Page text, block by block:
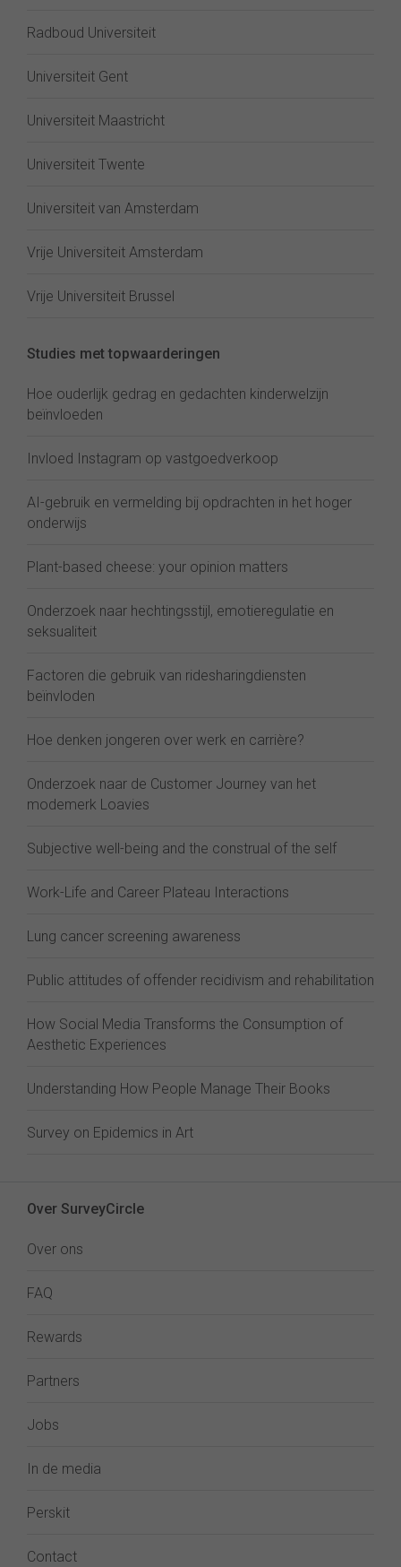
Radboud Universiteit
Universiteit Gent
Universiteit Maastricht
Universiteit Twente
Universiteit van Amsterdam
Vrije Universiteit Amsterdam
Vrije Universiteit Brussel
Studies met topwaarderingen
Hoe ouderlijk gedrag en gedachten kinderwelzijn
beïnvloeden
Invloed Instagram op vastgoedverkoop
AI-gebruik en vermelding bij opdrachten in het hoger
onderwijs
Plant-based cheese: your opinion matters
Onderzoek naar hechtingsstijl, emotieregulatie en
seksualiteit
Factoren die gebruik van ridesharingdiensten
beïnvloden
Hoe denken jongeren over werk en carrière?
Onderzoek naar de Customer Journey van het
modemerk Loavies
Subjective well-being and the construal of the self
Work-Life and Career Plateau Interactions
Lung cancer screening awareness
Public attitudes of offender recidivism and rehabilitation
How Social Media Transforms the Consumption of
Aesthetic Experiences
Understanding How People Manage Their Books
Survey on Epidemics in Art
Over SurveyCircle
Over ons
FAQ
Rewards
Partners
Jobs
In de media
Perskit
Contact